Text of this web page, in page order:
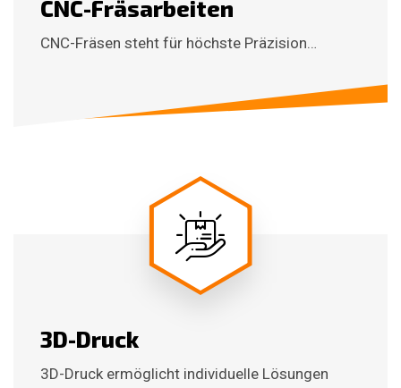
CNC-Fräsarbeiten
CNC-Fräsen steht für höchste Präzision…
3D-Druck
3D-Druck ermöglicht individuelle Lösungen